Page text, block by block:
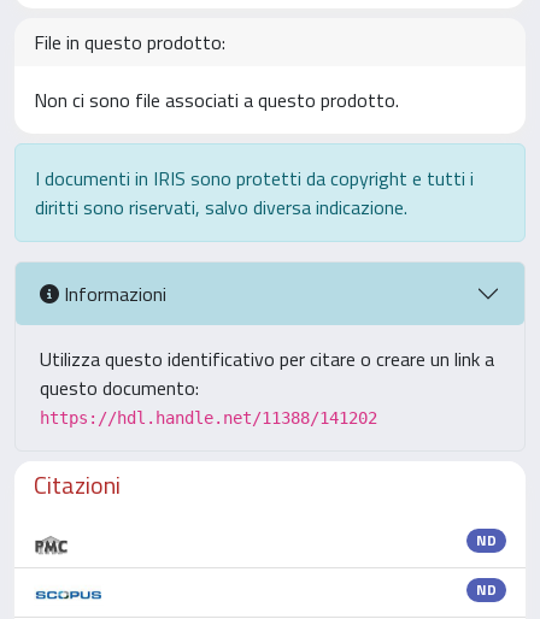
File in questo prodotto:
Non ci sono file associati a questo prodotto.
I documenti in IRIS sono protetti da copyright e tutti i
diritti sono riservati, salvo diversa indicazione.
Informazioni
Utilizza questo identificativo per citare o creare un link a
questo documento:
https://hdl.handle.net/11388/141202
Citazioni
ND
ND